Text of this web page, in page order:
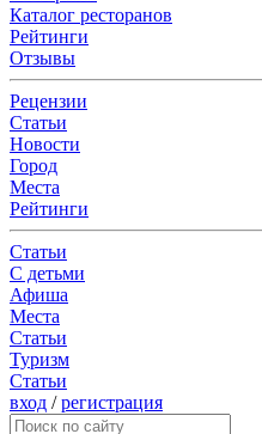
Каталог ресторанов
Рейтинги
Отзывы
Рецензии
Статьи
Новости
Город
Места
Рейтинги
Статьи
С детьми
Афиша
Места
Статьи
Туризм
Статьи
вход /регистрация